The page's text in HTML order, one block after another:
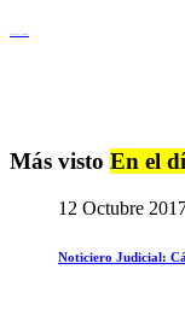
Más visto En el
12 Octubre
Noticiero Judicial: